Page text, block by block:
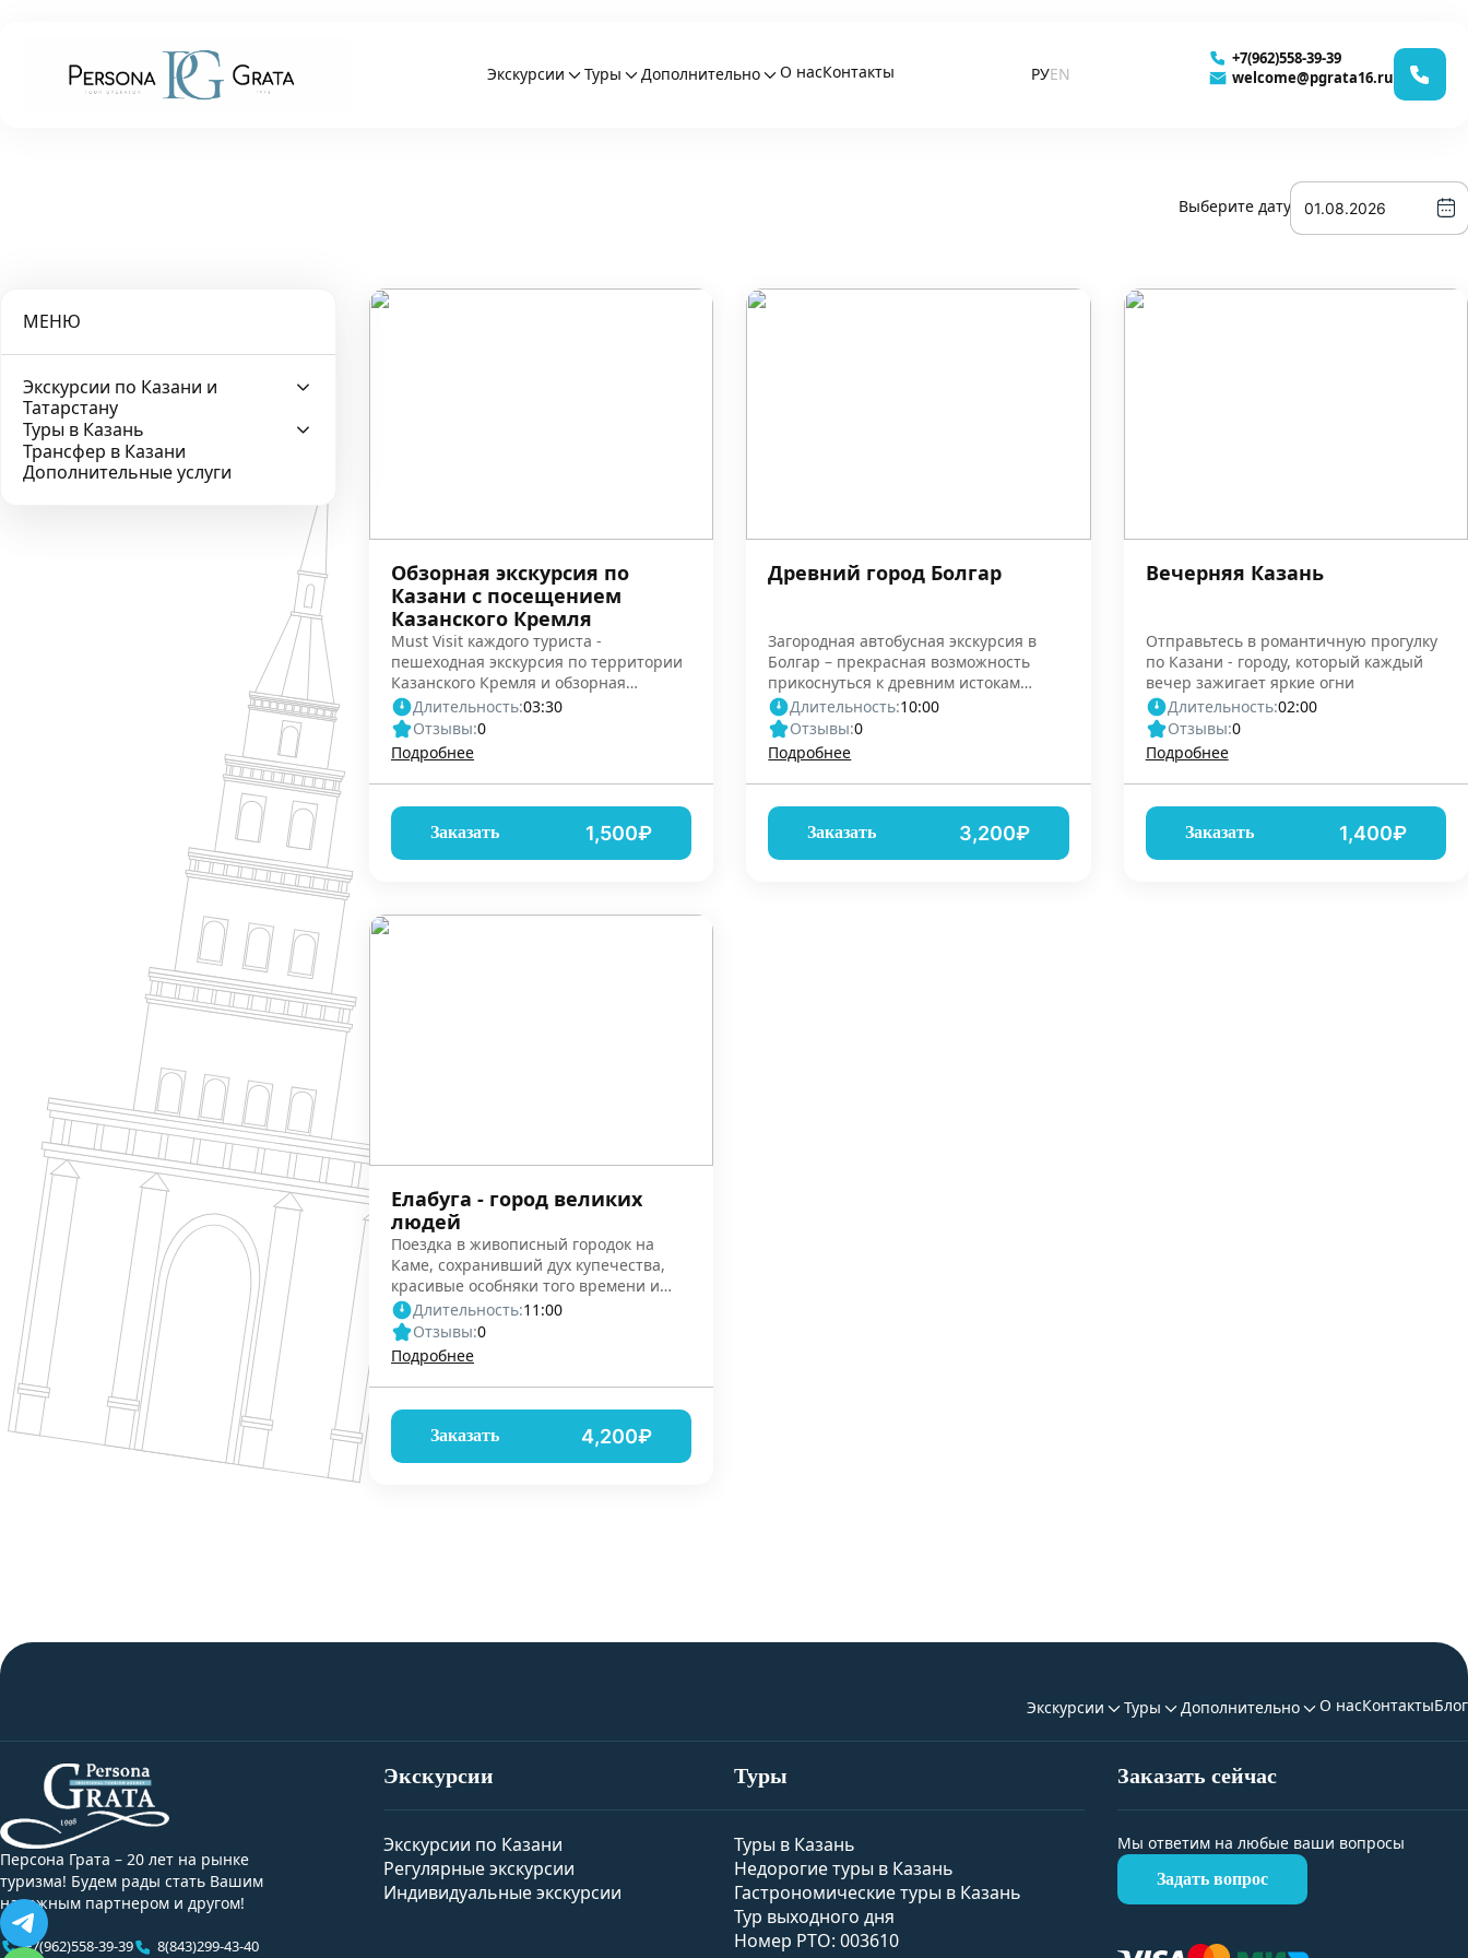
Экскурсии Туры Дополнительно О насКонтакты РУEN
+7(962)558-39-39
welcome@pgrata16.ru
Выберите дату
МЕНЮ
Экскурсии по Казани и
Татарстану
Туры в Казань
Трансфер в Казани
Дополнительные услуги
Обзорная экскурсия по
Казани с посещением
Казанского Кремля
Must Visit каждого туриста -
пешеходная экскурсия по территории
Казанского Кремля и обзорная
автобусная экскурсия
Длительность:03:30
Отзывы:0
Подробнее
Заказать 1,500₽
Древний город Болгар
Загородная автобусная экскурсия в
Болгар – прекрасная возможность
прикоснуться к древним истокам
Татарстана
Длительность:10:00
Отзывы:0
Подробнее
Заказать 3,200₽
Вечерняя Казань
Отправьтесь в романтичную прогулку
по Казани - городу, который каждый
вечер зажигает яркие огни
Длительность:02:00
Отзывы:0
Подробнее
Заказать 1,400₽
Елабуга - город великих
людей
Поездка в живописный городок на
Каме, сохранивший дух купечества,
красивые особняки того времени и
интереснейшие музеи
Длительность:11:00
Отзывы:0
Подробнее
Заказать 4,200₽
Экскурсии Туры Дополнительно О насКонтактыБлог
Персона Грата – 20 лет на рынке
туризма! Будем рады стать Вашим
надежным партнером и другом!
Экскурсии
Экскурсии по Казани
Регулярные экскурсии
Индивидуальные экскурсии
+7(962)558-39-39
8(843)299-43-40
Туры
Туры в Казань
Недорогие туры в Казань
Гастрономические туры в Казань
Тур выходного дня
Номер РТО: 003610
Заказать сейчас
Мы ответим на любые ваши вопросы
Задать вопрос